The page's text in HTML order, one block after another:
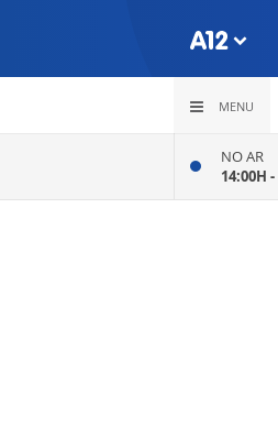
MENU
NO AR
14:00H -